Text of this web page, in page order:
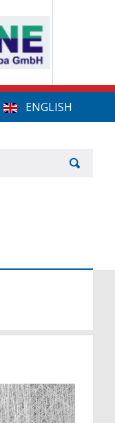
ENGLISH